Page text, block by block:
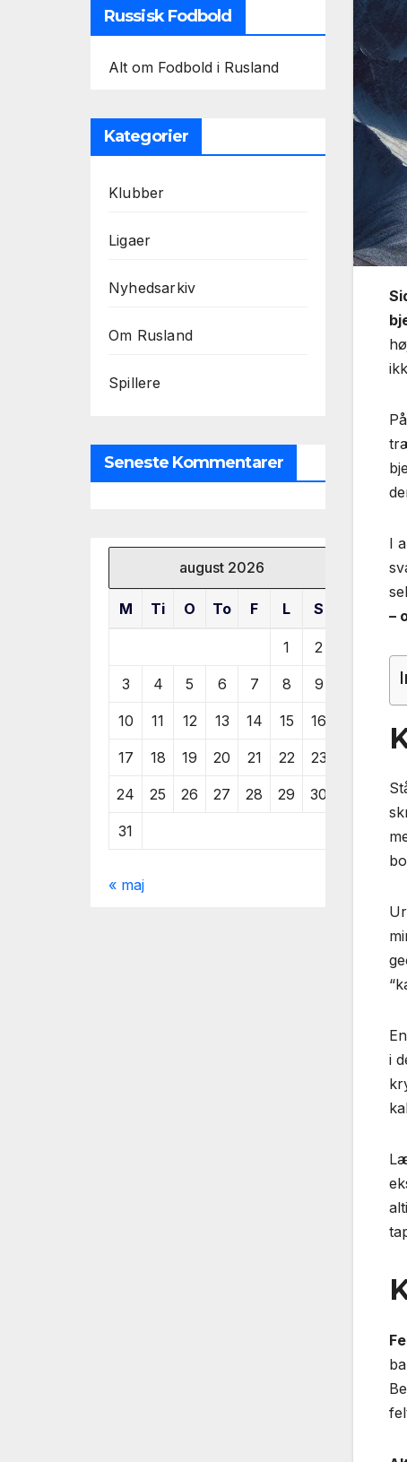
Russisk Fodbold
Alt om Fodbold i Rusland
Kategorier
Klubber
Ligaer
Nyhedsarkiv
Om Rusland
Spillere
Seneste Kommentarer
august 2026
M Ti O To F L S
1 2
3 4 5 6 7 8 9
10 11 12 13 14 15 16
17 18 19 20 21 22 23
24 25 26 27 28 29 30
31
« maj
I
–
i